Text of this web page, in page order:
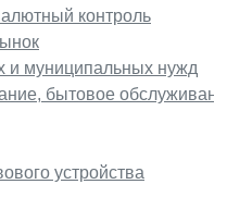
контроль
и муниципальных нужд
бытовое
устройства